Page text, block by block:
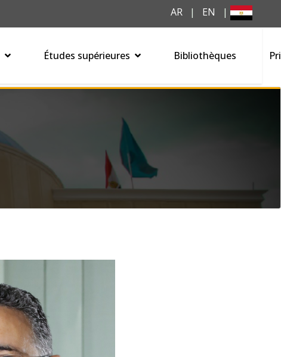
AR | EN |
Études supérieures Bibliothèques